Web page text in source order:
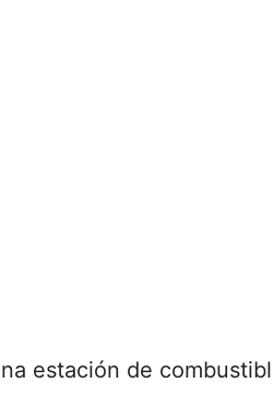
estación de